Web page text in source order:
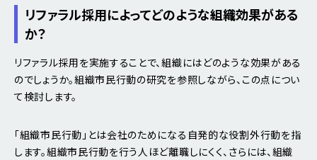
リファラル採用によってどのような組織効果がある
か？
リファラル採用を実施することで、組織にはどのような効果がある
のでしょうか。組織市民行動の研究を参照しながら、この点につい
て検討します。
「組織市民行動」とは会社のためになる自発的な役割外行動を指
します。組織市民行動を行う人ほど離職しにくく、さらには、組織